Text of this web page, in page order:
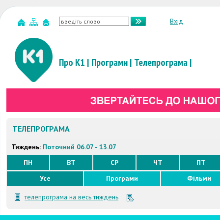
Вхід
Про К1 | Програми| Телепрограма|
ТЕЛЕПРОГРАМА
Тиждень: Поточний 06.07 - 13.07
ПН
ВТ СР ЧТ
ПТ
Усе
Програми Фільми
телепрограма на весь тиждень